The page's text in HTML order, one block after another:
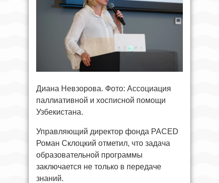
Диана Невзорова. Фото: Ассоциация
паллиативной и хосписной помощи
Узбекистана.
Управляющий директор фонда PACED
Роман Склоцкий отметил, что задача
образовательной программы
заключается не только в передаче
знаний.